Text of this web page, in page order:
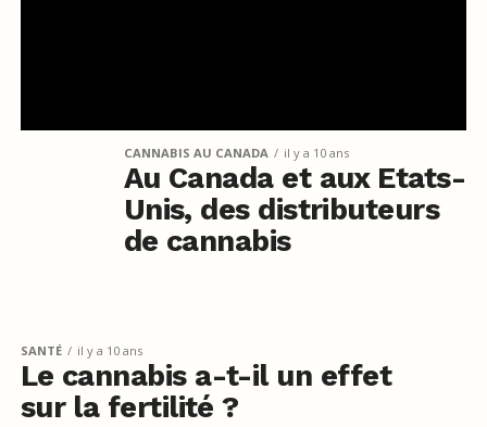
CANNABIS AU CANADA il y a 10 ans
Au Canada et aux Etats-
Unis, des distributeurs
de cannabis
SANTÉ il y a 10 ans
Le cannabis a-t-il un effet
sur la fertilité ?